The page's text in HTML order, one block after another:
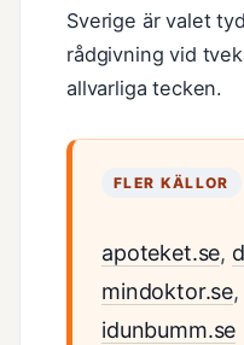
Sverige är valet
rådgivning vid
allvarliga tecken.
FLER KÄLLOR
apoteket.se,
mindoktor.se,
idunbumm.se